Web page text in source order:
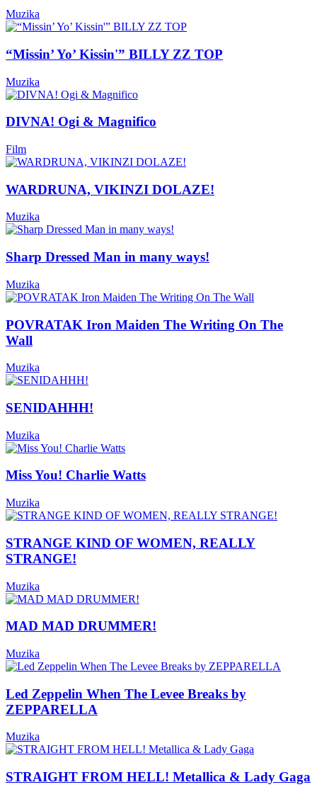
Muzika
“Missin’ Yo’ Kissin'” BILLY ZZ TOP
Muzika
DIVNA! Ogi & Magnifico
Film
WARDRUNA, VIKINZI DOLAZE!
Muzika
Sharp Dressed Man in many ways!
Muzika
POVRATAK Iron Maiden The Writing On The
Wall
Muzika
SENIDAHHH!
Muzika
Miss You! Charlie Watts
Muzika
STRANGE KIND OF WOMEN, REALLY
STRANGE!
Muzika
MAD MAD DRUMMER!
Muzika
Led Zeppelin When The Levee Breaks by
ZEPPARELLA
Muzika
STRAIGHT FROM HELL! Metallica & Lady Gaga